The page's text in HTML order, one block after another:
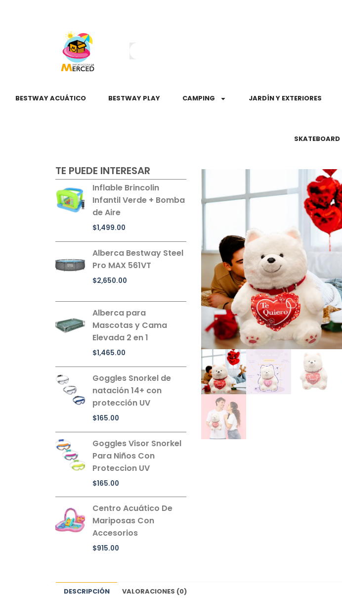
BESTWAY ACUÁTICO BESTWAY PLAY CAMPING JARDÍN Y EXTERIORES
SKATEBOARD
TE PUEDE INTERESAR
Inflable Brincolin
Infantil Verde + Bomba
de Aire
$1,499.00
Alberca Bestway Steel
Pro MAX 561VT
$2,650.00
Alberca para
Mascotas y Cama
Elevada 2 en 1
$1,465.00
Goggles Snorkel de
natación 14+ con
protección UV
$165.00
Goggles Visor Snorkel
Para Niños Con
Proteccion UV
$165.00
Centro Acuático De
Mariposas Con
Accesorios
$915.00
DESCRIPCIÓN VALORACIONES (0)